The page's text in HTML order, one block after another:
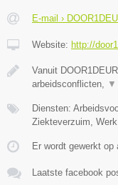
E-mail ›
Website: http://
Vanuit
arbeidsconflicten,
▼
Diensten:
Ziekteverzuim,
Er wordt gewerkt op
Laatste facebook